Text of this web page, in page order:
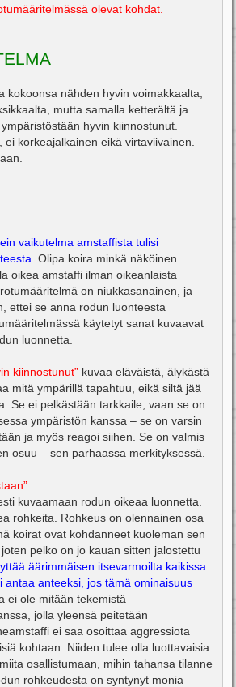
olevat kohdat.
kokoonsa nähden hyvin voimakkaalta,
mutta samalla ketterältä ja
hyvin kiinnostunut.
ei korkeajalkainen eikä virtaviivainen.
vaikutelma amstaffista tulisi
Olipa koira minkä näköinen
oikea amstaffi ilman oikeanlaista
on niukkasanainen, ja
ettei se anna rodun luonteesta
käytetyt sanat kuvaavat
luonnetta.
kiinnostunut” kuvaa eläväistä, älykästä
mitä ympärillä tapahtuu, eikä siltä jää
Se ei pelkästään tarkkaile, vaan se on
ympäristön kanssa – se on varsin
ja myös reagoi siihen. Se on valmis
osuu – sen parhaassa merkityksessä.
kuvaamaan rodun oikeaa luonnetta.
rohkeita. Rohkeus on olennainen osa
koirat ovat kohdanneet kuoleman sen
pelko on jo kauan sitten jalostettu
äärimmäisen itsevarmoilta kaikissa
antaa anteeksi, jos tämä ominaisuus
ei ole mitään tekemistä
jolla yleensä peitetään
ei saa osoittaa aggressiota
kohtaan. Niiden tulee olla luottavaisia
osallistumaan, mihin tahansa tilanne
rohkeudesta on syntynyt monia